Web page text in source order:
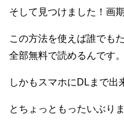
そして見つけました！画
この方法を使えば誰でも
全部無料で読めるんです。
しかもスマホにDLまで出
とちょっともったいぶり